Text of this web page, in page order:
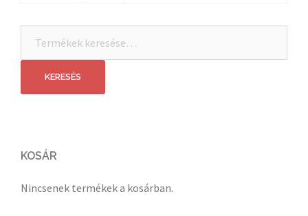
következőre:
KERESÉS
KOSÁR
Nincsenek termékek a kosárban.